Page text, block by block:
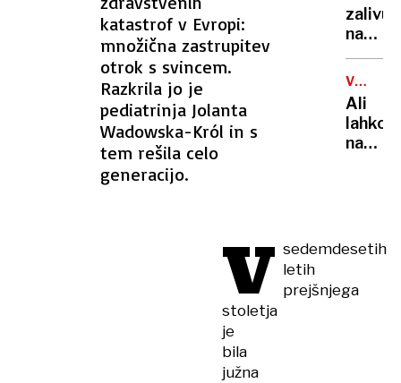
katastrof v Evropi:
množična zastrupitev
otrok s svincem.
Razkrila jo je
pediatrinja Jolanta
Wadowska-Król in s
tem rešila celo
generacijo.
V sedemdesetih
letih
prejšnjega
stoletja
je
bila
južna
poslih
zalivu
na
našli
truplo
24-
NEDA
Ali
lahko
na
žaru?
zna